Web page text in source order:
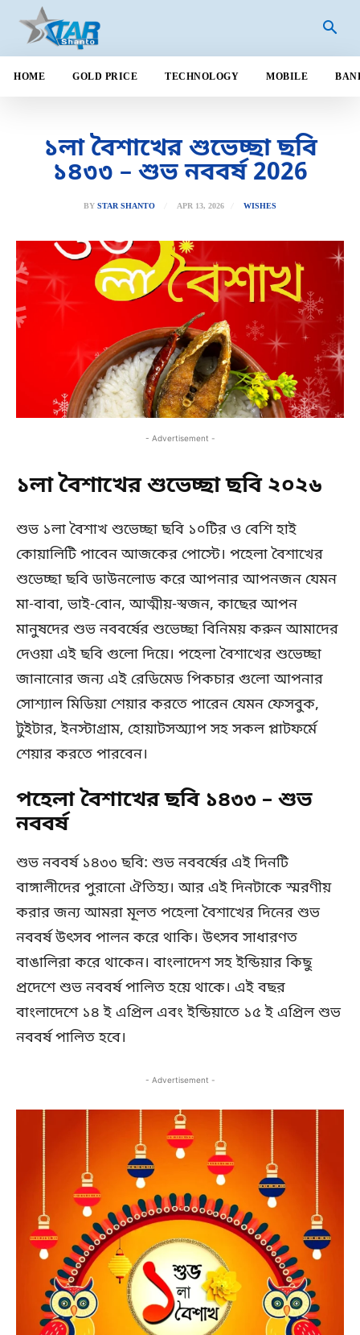
HOME GOLD PRICE TECHNOLOGY MOBILE
১লা বৈশাখের শুভেচ্ছা ছবি
১৪৩৩ – শুভ নববর্ষ 2026
BY STAR SHANTO APR 13, 2026 WISHES
- Advertisement -
১লা বৈশাখের শুভেচ্ছা ছবি ২০২৬
শুভ ১লা বৈশাখ শুভেচ্ছা ছবি ১০টির ও বেশি হাই
কোয়ালিটি পাবেন আজকের পোস্টে। পহেলা বৈশাখের
শুভেচ্ছা ছবি ডাউনলোড করে আপনার আপনজন যেমন
মা-বাবা, ভাই-বোন, আত্মীয়-স্বজন, কাছের আপন
মানুষদের শুভ নববর্ষের শুভেচ্ছা বিনিময় করুন আমাদের
দেওয়া এই ছবি গুলো দিয়ে। পহেলা বৈশাখের শুভেচ্ছা
জানানোর জন্য এই রেডিমেড পিকচার গুলো আপনার
সোশ্যাল মিডিয়া শেয়ার করতে পারেন যেমন ফেসবুক,
টুইটার, ইনস্টাগ্রাম, হোয়াটসঅ্যাপ সহ সকল প্লাটফর্মে
শেয়ার করতে পারবেন।
পহেলা বৈশাখের ছবি ১৪৩৩ – শুভ
নববর্ষ
শুভ নববর্ষ ১৪৩৩ ছবি: শুভ নববর্ষের এই দিনটি
বাঙ্গালীদের পুরানো ঐতিহ্য। আর এই দিনটাকে স্মরণীয়
করার জন্য আমরা মূলত পহেলা বৈশাখের দিনের শুভ
নববর্ষ উৎসব পালন করে থাকি। উৎসব সাধারণত
বাঙালিরা করে থাকেন। বাংলাদেশ সহ ইন্ডিয়ার কিছু
প্রদেশে শুভ নববর্ষ পালিত হয়ে থাকে। এই বছর
বাংলাদেশে ১৪ ই এপ্রিল এবং ইন্ডিয়াতে ১৫ ই এপ্রিল শুভ
নববর্ষ পালিত হবে।
- Advertisement -